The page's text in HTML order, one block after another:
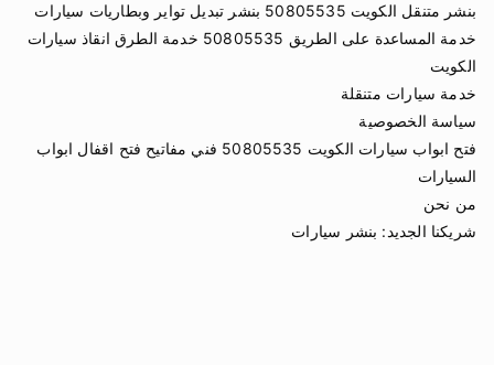
بنشر متنقل الكويت 50805535 بنشر تبديل تواير وبطاريات سيارات
خدمة المساعدة على الطريق 50805535 خدمة الطرق انقاذ سيارات
الكويت
خدمة سيارات متنقلة
سياسة الخصوصية
فتح ابواب سيارات الكويت 50805535 فني مفاتيح فتح اقفال ابواب
السيارات
من نحن
شريكنا الجديد: بنشر سيارات